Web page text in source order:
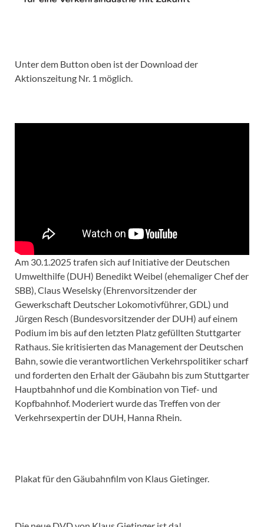
Unter dem Button oben ist der Download der
Aktionszeitung Nr. 1 möglich.
Am 30.1.2025 trafen sich auf Initiative der Deutschen
Umwelthilfe (DUH) Benedikt Weibel (ehemaliger Chef der
SBB), Claus Weselsky (Ehrenvorsitzender der
Gewerkschaft Deutscher Lokomotivführer, GDL) und
Jürgen Resch (Bundesvorsitzender der DUH) auf einem
Podium im bis auf den letzten Platz gefüllten Stuttgarter
Rathaus. Sie kritisierten das Management der Deutschen
Bahn, sowie die verantwortlichen Verkehrspolitiker scharf
und forderten den Erhalt der Gäubahn bis zum Stuttgarter
Hauptbahnhof und die Kombination von Tief- und
Kopfbahnhof. Moderiert wurde das Treffen von der
Verkehrsexpertin der DUH, Hanna Rhein.
Plakat für den Gäubahnfilm von Klaus Gietinger.